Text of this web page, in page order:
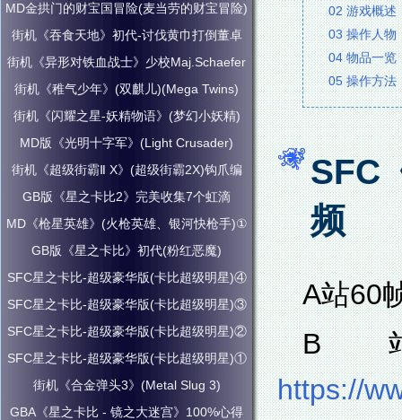
02 游戏概述
03 操作人物
04 物品一览
05 操作方法
SFC
频
A站60
B
https://
MD金拱门的财宝国冒险(麦当劳的财宝冒险)
街机《吞食天地》初代-讨伐黄巾打倒董卓
街机《异形对铁血战士》少校Maj.Schaefer
街机《稚气少年》(双麒儿)(Mega Twins)
街机《闪耀之星-妖精物语》(梦幻小妖精)
MD版《光明十字军》(Light Crusader)
街机《超级街霸Ⅱ X》(超级街霸2X)钩爪编
GB版《星之卡比2》完美收集7个虹滴
MD《枪星英雄》(火枪英雄、银河快枪手)①
GB版《星之卡比》初代(粉红恶魔)
SFC星之卡比-超级豪华版(卡比超级明星)④
SFC星之卡比-超级豪华版(卡比超级明星)③
SFC星之卡比-超级豪华版(卡比超级明星)②
SFC星之卡比-超级豪华版(卡比超级明星)①
街机《合金弹头3》(Metal Slug 3)
GBA《星之卡比 - 镜之大迷宫》100%心得